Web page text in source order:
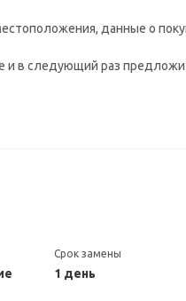
данные о
в следующий раз
Срок замены
1 день